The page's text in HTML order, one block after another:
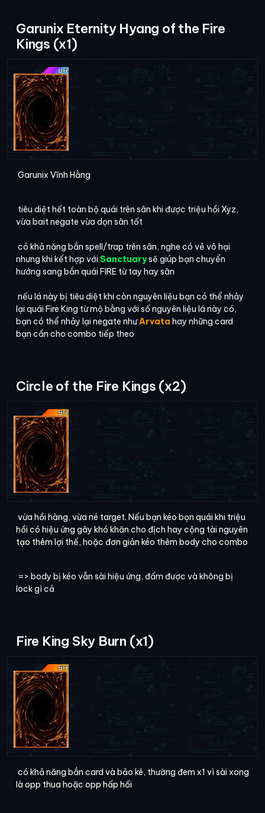
Garunix Eternity Hyang of the Fire
Kings (x1)
Garunix Vĩnh Hằng
tiêu diệt hết toàn bộ quái trên sân khi được triệu hồi Xyz,
vừa bait negate vừa dọn sân tốt
có khả năng bắn spell/trap trên sân, nghe có vẻ vô hại
nhưng khi kết hợp với Sanctuarysẽ giúp bạn chuyển
hướng sang bắn quái FIRE từ tay hay sân
nếu lá này bị tiêu diệt khi còn nguyên liệu bạn có thể nhảy
lại quái Fire King từ mộ bằng với số nguyên liệu lá này có,
bạn có thể nhảy lại negate như Arvata hay những card
bạn cần cho combo tiếp theo
Circle of the Fire Kings (x2)
vừa hồi hàng, vừa né target. Nếu bạn kéo bọn quái khi triệu
hồi có hiệu ứng gây khó khăn cho địch hay cộng tài nguyên
tạo thêm lợi thế, hoặc đơn giản kéo thêm body cho combo
=> body bị kéo vẫn sài hiệu ứng, đấm được và không bị
lock gì cả
Fire King Sky Burn (x1)
có khả năng bắn card và bảo kê, thường đem x1 vì sài xong